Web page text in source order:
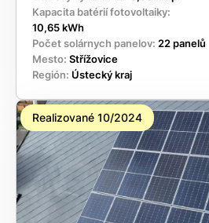
Kapacita batérií fotovoltaiky:
10,65 kWh
Počet solárnych panelov: 22 panelů
Mesto: Střížovice
Región: Ústecký kraj
Realizované 10/2024